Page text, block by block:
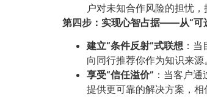
户对未知合作风险的担忧，
第四步：实现心智占据——从“可
建立“条件反射”式联想 ：
向同行推荐你作为知识来
享受“信任溢价”​ ：当客户
提供更可靠的解决方案，相